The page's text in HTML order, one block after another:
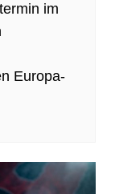
im
Europa-